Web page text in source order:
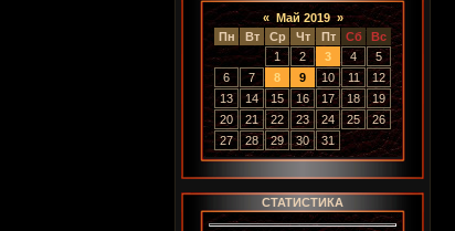
« Май 2019 »
Пн
Вт Ср Чт Пт Сб
Вс
1
2 3 4
5
6
7 8 9 10 11
12
13
14 15 16 17 18
19
20
21 22 23 24 25
26
27
28 29 30 31
СТАТИСТИКА